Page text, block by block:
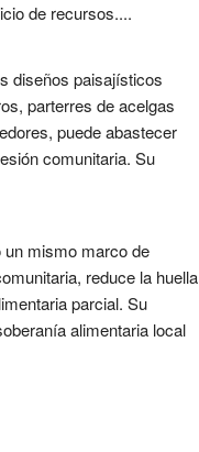
de recursos....
diseños paisajísticos
parterres de acelgas
puede abastecer
comunitaria. Su
mismo marco de
reduce la huella
parcial. Su
alimentaria local